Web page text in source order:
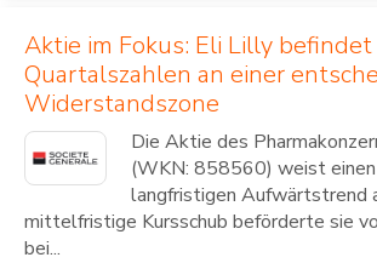
Aktie im Fokus: Eli Lilly befindet
Quartalszahlen an einer
Widerstandszone
Die Aktie des
(WKN: 858560) weist
langfristigen Aufwärtstrend
mittelfristige Kursschub beförderte sie
bei...